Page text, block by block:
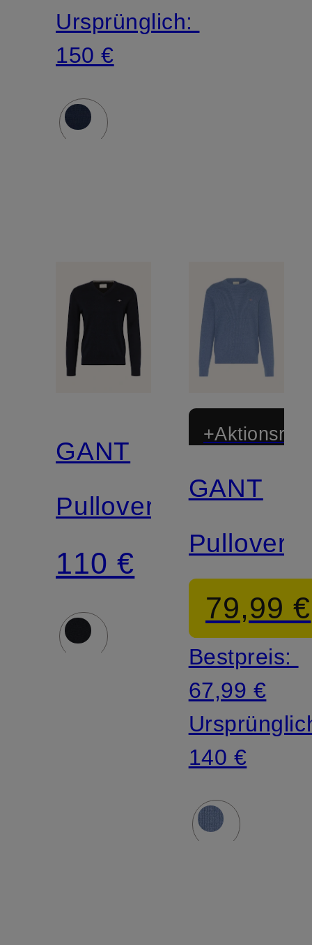
Ursprünglich:
150 €
GANT
Pullover
110 €
GANT
Pullover
79,99 €
Bestpreis:
67,99 €
140 €